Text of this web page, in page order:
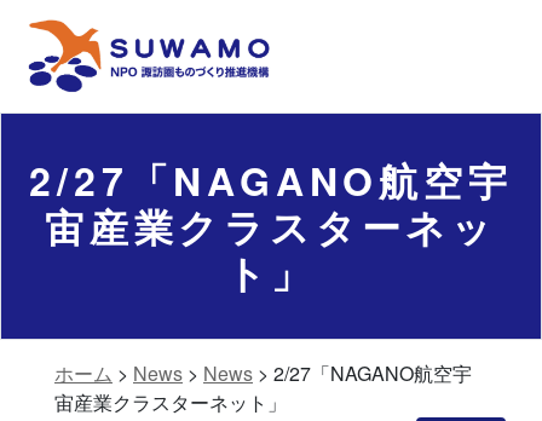
2/27「NAGANO航空宇
宙産業クラスターネッ
ト」
ホーム > News > News > 2/27「NAGANO航空宇
宙産業クラスターネット」